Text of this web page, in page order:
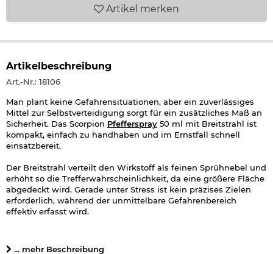
Artikel merken
Artikelbeschreibung
Art.-Nr.: 18106
Man plant keine Gefahrensituationen, aber ein zuverlässiges
Mittel zur Selbstverteidigung sorgt für ein zusätzliches Maß an
Sicherheit. Das Scorpion Pfefferspray 50 ml mit Breitstrahl ist
kompakt, einfach zu handhaben und im Ernstfall schnell
einsatzbereit.
Der Breitstrahl verteilt den Wirkstoff als feinen Sprühnebel und
erhöht so die Trefferwahrscheinlichkeit, da eine größere Fläche
abgedeckt wird. Gerade unter Stress ist kein präzises Zielen
erforderlich, während der unmittelbare Gefahrenbereich
effektiv erfasst wird.
hochwirksamen Pfefferextrakt, der Augen und Atemwege stark
... mehr Beschreibung